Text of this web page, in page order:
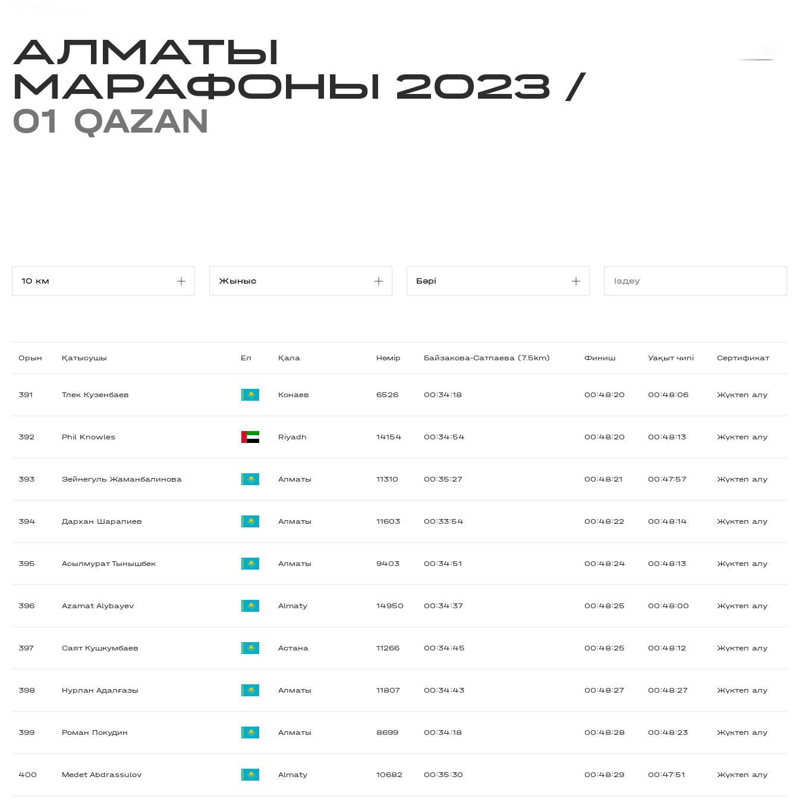
АЛМАТЫ
МАРАФОНЫ 2023 /
01 QAZAN
Орын Қатысушы Ел Қала Нөмір Байзакова-Сатпаева (7.5km) Финиш Уақыт чипі Сертификат
391 Тлек Кузенбаев Конаев 6526 00:34:18 00:48:20 00:48:06 Жүктеп алу
392 Phil Knowles Riyadh 14154 00:34:54 00:48:20 00:48:13 Жүктеп алу
393 Зейнегуль Жаманбалинова Алматы 11310 00:35:27 00:48:21 00:47:57 Жүктеп алу
394 Дархан Шарапиев Алматы 11603 00:33:54 00:48:22 00:48:14 Жүктеп алу
395 Асылмурат Тынышбек Алматы 9403 00:34:51 00:48:24 00:48:13 Жүктеп алу
396 Azamat Alybayev Almaty 14950 00:34:37 00:48:25 00:48:00 Жүктеп алу
397 Саят Кушкумбаев Астана 11266 00:34:45 00:48:25 00:48:12 Жүктеп алу
398 Нурлан Адалғазы Алматы 11807 00:34:43 00:48:27 00:48:27 Жүктеп алу
399 Роман Покудин Алматы 8699 00:34:18 00:48:28 00:48:23 Жүктеп алу
400 Medet Abdrassulov Almaty 10682 00:35:30 00:48:29 00:47:51 Жүктеп алу